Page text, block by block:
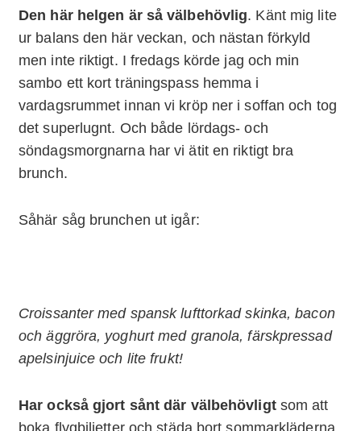
Den här helgen är så välbehövlig. Känt mig lite
ur balans den här veckan, och nästan förkyld
men inte riktigt. I fredags körde jag och min
sambo ett kort träningspass hemma i
vardagsrummet innan vi kröp ner i soffan och tog
det superlugnt. Och både lördags- och
söndagsmorgnarna har vi ätit en riktigt bra
brunch.
Såhär såg brunchen ut igår:
Croissanter med spansk lufttorkad skinka, bacon
och äggröra, yoghurt med granola, färskpressad
apelsinjuice och lite frukt!
Har också gjort sånt där välbehövligtsom att
boka flygbiljetter och städa bort sommarkläderna